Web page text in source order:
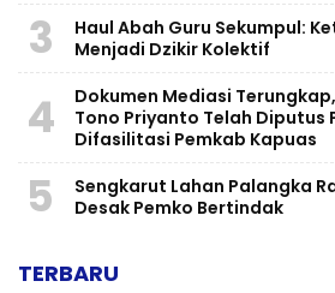
3
Haul Abah Guru Sekumpul:
Menjadi Dzikir Kolektif
4
​Dokumen Mediasi
Tono Priyanto Telah Diputus
Difasilitasi Pemkab Kapuas
5
Sengkarut Lahan Palangka
Desak Pemko Bertindak
TERBARU